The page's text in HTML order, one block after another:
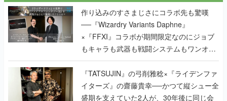
作り込みのすさまじさにコラボ先も驚嘆
──『Wizardry Variants Daphne』
×『FFXI』コラボが期間限定なのにジョブ
もキャラも武器も戦闘システムもワンオフ
で作り込まれた理由を両ディレクターに聞
く
『TATSUJIN』の弓削雅稔×『ライデンファ
イターズ』の齋藤貴幸──かつて縦シュー全
盛期を支えていた2人が、30年後に同じ会